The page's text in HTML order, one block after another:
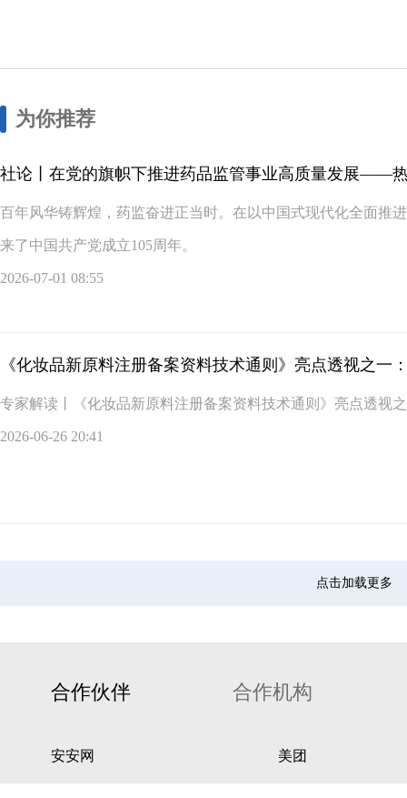
为你推荐
社论丨在党的旗帜下推进药品监管事业高质量发展——
百年风华铸辉煌，药监奋进正当时。在以中国式现代化全面推
来了中国共产党成立105周年。
2026-07-01 08:55
《化妆品新原料注册备案资料技术通则》亮点透视之一
专家解读丨《化妆品新原料注册备案资料技术通则》亮点透视
2026-06-26 20:41
点击加载更多
合作伙伴 合作机构
安安网 美团